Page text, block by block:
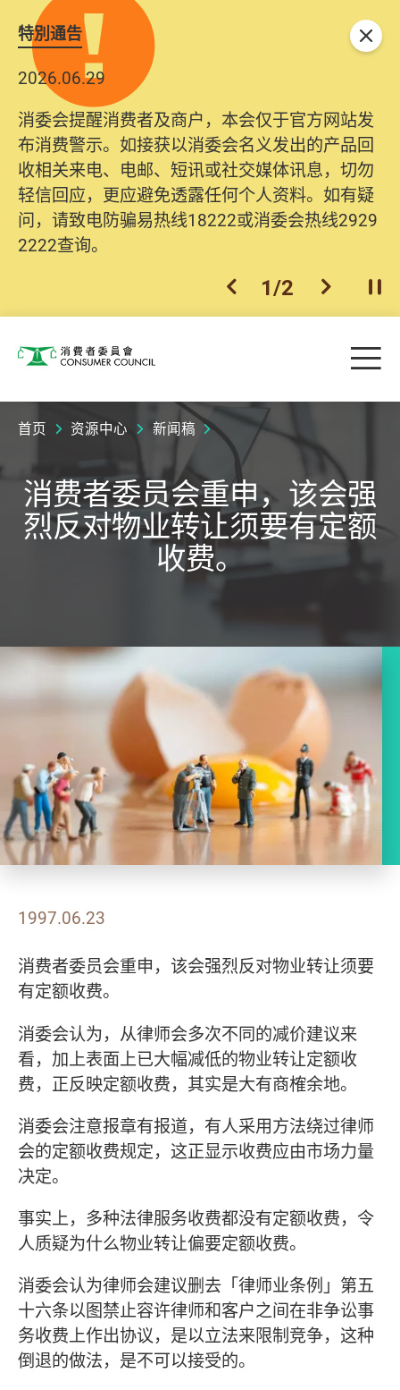
特別通告
2026.06.29
消委会提醒消费者及商户，本会仅于官方网站发
布消费警示。如接获以消委会名义发出的产品回
收相关来电、电邮、短讯或社交媒体讯息，切勿
轻信回应，更应避免透露任何个人资料。如有疑
问，请致电防骗易热线18222或消委会热线2929
2222查询。
上一个
1/2 下一个开
关闭
消费者委员会 目
首页 资源中心 新闻稿
消费者委员会重申，该会强
烈反对物业转让须要有定额
收费。
1997.06.23
消费者委员会重申，该会强烈反对物业转让须要
有定额收费。
消委会认为，从律师会多次不同的减价建议来
看，加上表面上已大幅减低的物业转让定额收
费，正反映定额收费，其实是大有商榷余地。
消委会注意报章有报道，有人采用方法绕过律师
会的定额收费规定，这正显示收费应由市场力量
决定。
事实上，多种法律服务收费都没有定额收费，令
人质疑为什么物业转让偏要定额收费。
消委会认为律师会建议删去「律师业条例」第五
十六条以图禁止容许律师和客户之间在非争讼事
务收费上作出协议，是以立法来限制竞争，这种
倒退的做法，是不可以接受的。